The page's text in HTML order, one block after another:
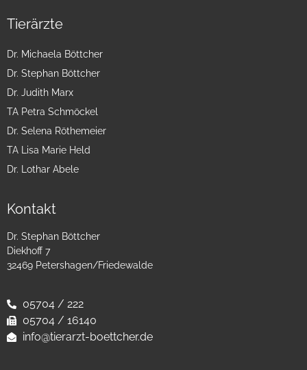
Tierärzte
Dr. Michaela Böttcher
Dr. Stephan Böttcher
Dr. Judith Marx
TA Petra Schmöckel
Dr. Selena Röthemeier
TA Lisa Marie Held
Dr. Lothar Abele
Kontakt
Dr. Stephan Böttcher
Diekhoff 7
32469 Petershagen/Friedewalde
05704 / 222
05704 / 16140
info@tierarzt-boettcher.de